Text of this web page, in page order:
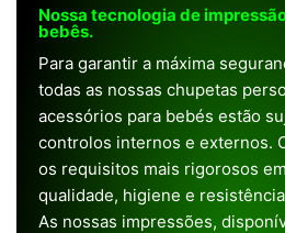
Nossa tecnologia de
bebês.
Para garantir a máxima
todas as nossas chupetas
acessórios para bebés estão
controlos internos e externos.
os requisitos mais rigorosos
qualidade, higiene e
As nossas impressões,